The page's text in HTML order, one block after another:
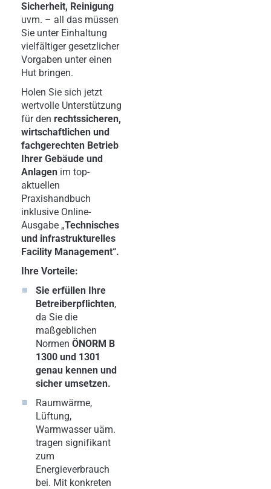
Sicherheit, Reinigung
uvm. – all das müssen
Sie unter Einhaltung
vielfältiger gesetzlicher
Vorgaben unter einen
Hut bringen.
Holen Sie sich jetzt
wertvolle Unterstützung
für den rechtssicheren,
wirtschaftlichen und
fachgerechten Betrieb
Ihrer Gebäude und
Anlagen im top-
aktuellen
Praxishandbuch
inklusive Online-
Ausgabe „Technisches
und infrastrukturelles
Facility Management“.
Ihre Vorteile:
Sie erfüllen Ihre
Betreiberpflichten,
da Sie die
maßgeblichen
Normen ÖNORM B
1300 und 1301
genau kennen und
sicher umsetzen.
Raumwärme,
Lüftung,
Warmwasser uäm.
tragen signifikant
zum
Energieverbrauch
bei. Mit konkreten